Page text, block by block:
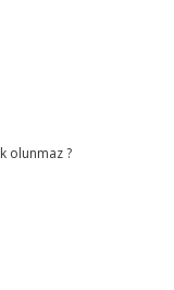
olunmaz ?